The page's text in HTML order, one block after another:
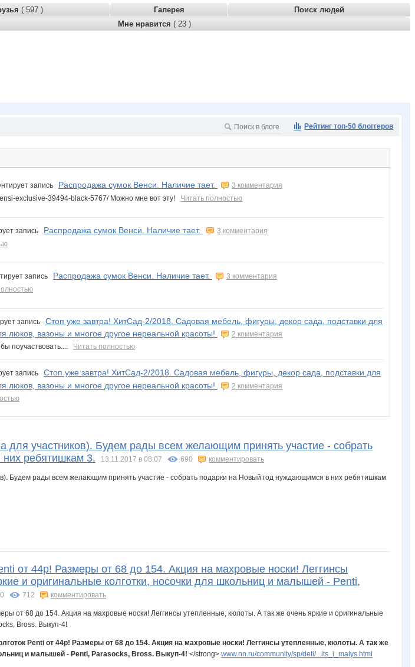
( 597 ) Галерея
Поиск людей
Мне нравится ( 23 )
Рейтинг топ-50 блоггеров
запись Распродажа сумок Венси. Наличие тает.
3 комментария
exclusive-39494-black-5767/ Можно мне вот эту! Читать полностью
запись Распродажа сумок Венси. Наличие тает.
3 комментария
запись Распродажа сумок Венси. Наличие тает.
3 комментария
запись Стоп уже завтра! ХитСад-2/2018. Садовая мебель, фигуры, декор сада, подставки для
люков, вазоны и многое другое нереальной красоты!
2 комментария
поучаствовать.... Читать полностью
запись Стоп уже завтра! ХитСад-2/2018. Садовая мебель, фигуры, декор сада, подставки для
люков, вазоны и многое другое нереальной красоты!
2 комментария
для участников). Будем рады всем желающим принять участие - собрать
ребятишкам 3.
13.11.2017 в 08:07 690 комментировать
от 44р! Размеры от 68 до 154. Акция на махровые носки! Леггинсы
и оригинальные колготки, носочки для школьниц и малышей - Penti,
712 комментировать
Penti от 44р! Размеры от 68 до 154. Акция на махровые носки! Леггинсы утепленные, кюлоты. А так же
и малышей - Penti, Parasocks, Bross. Выкуп-4! </strong> www.nn.ru/community/sp/deti/...its_i_malys.html